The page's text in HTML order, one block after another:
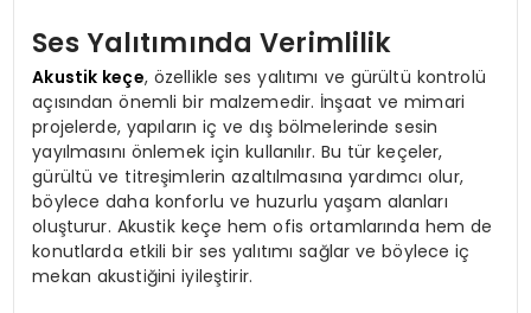
Ses Yalıtımında Verimlilik
Akustik keçe, özellikle ses yalıtımı ve gürültü kontrolü
açısından önemli bir malzemedir. İnşaat ve mimari
projelerde, yapıların iç ve dış bölmelerinde sesin
yayılmasını önlemek için kullanılır. Bu tür keçeler,
gürültü ve titreşimlerin azaltılmasına yardımcı olur,
böylece daha konforlu ve huzurlu yaşam alanları
oluşturur. Akustik keçe hem ofis ortamlarında hem de
konutlarda etkili bir ses yalıtımı sağlar ve böylece iç
mekan akustiğini iyileştirir.